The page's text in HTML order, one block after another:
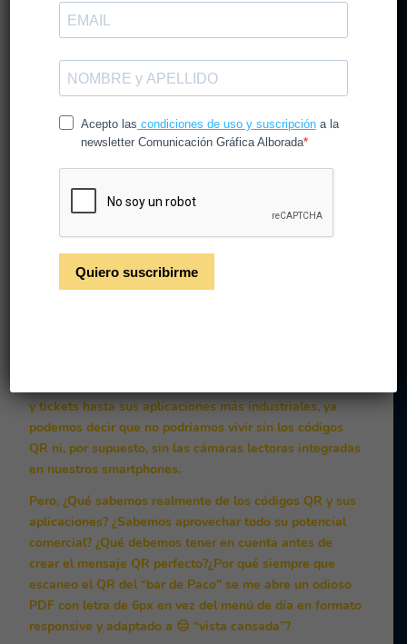
Códigos QR que potencian
tu mensaje
Hoy día, sobre todo durante este periodo covid que nos
utilidades imprescindibles de uso cotidiano. Gracias en
y tickets hasta sus aplicaciones más industriales, ya
podemos decir que no podríamos vivir sin los códigos
QR ni, por supuesto, sin las cámaras lectoras integradas
en nuestros smartphones.
Pero, ¿Qué sabemos realmente de los códigos QR y sus
aplicaciones? ¿Sabemos aprovechar todo su potencial
comercial? ¿Qué debemos tener en cuenta antes de
crear el mensaje QR perfecto?¿Por qué siempre que
escaneo el QR del “bar de Paco” se me abre un odioso
PDF con letra de 6px en vez del menú de día en formato
responsive y adaptado a 😑“vista cansada”?